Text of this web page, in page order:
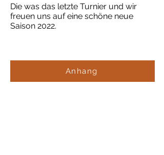
Die was das letzte Turnier und wir
freuen uns auf eine schöne neue
Saison 2022.
Anhang